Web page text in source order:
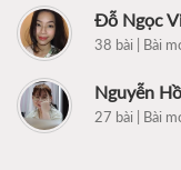
Đỗ Ngọc
38 bài | Bài
Nguyễn
27 bài | Bài